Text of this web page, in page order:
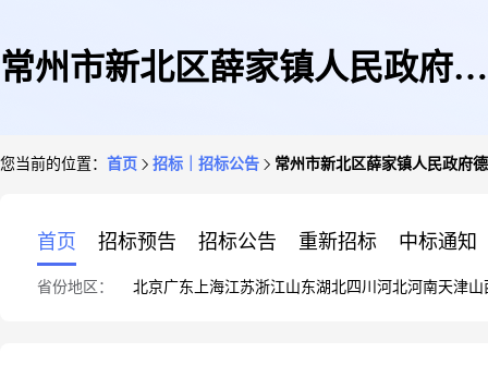
常州市新北区薛家镇人民政府德
您当前的位置： 首页 招标｜招标公告 常州市新北区薛家镇人民政府
首页 招标预告 招标公告 重新招标 中标通知
省份地区： 北京广东 上海江苏浙江山东湖北四川 河北河南天津山